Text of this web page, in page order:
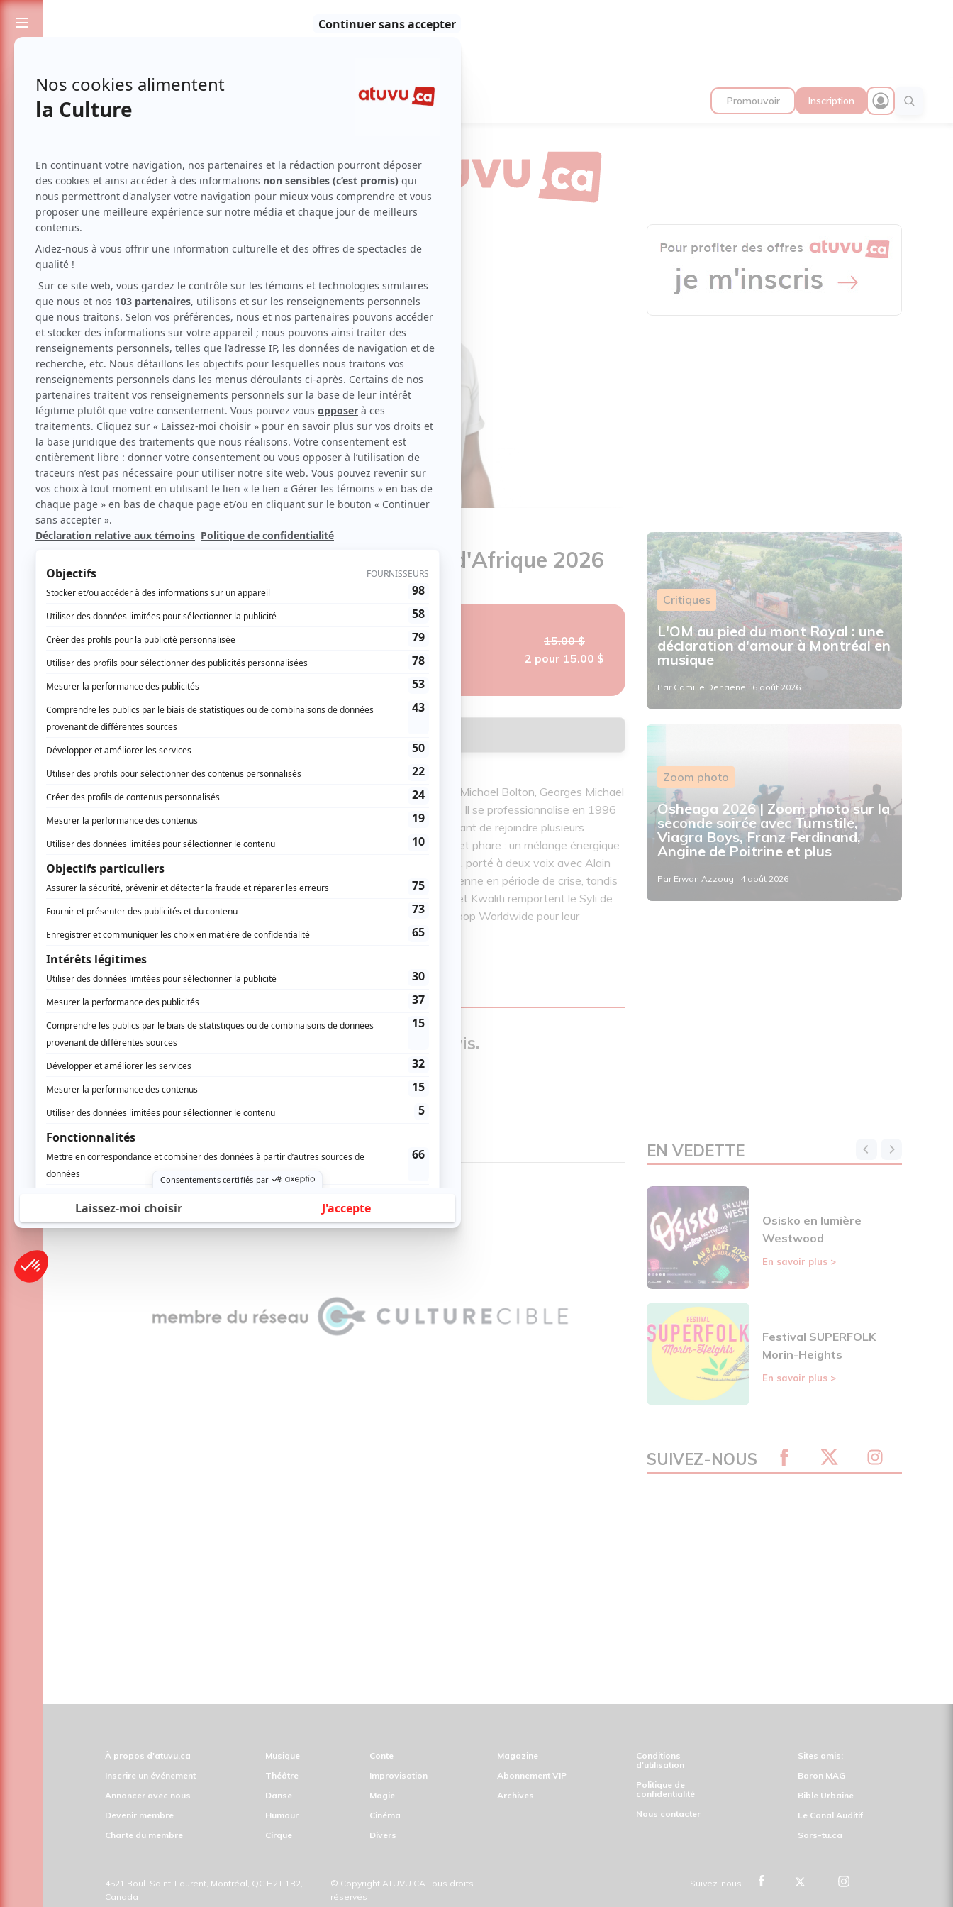
Passionnés de spectacles et de culture Promouvoir Inscription
Musique
Kwaliti - Cabaret Acoustique Nuits d'Afrique 2026
17 avril 2026 - 21h00
Club Balattou
4372, boul. Saint-Laurent,
15.00 $
2 pour 15.00 $
Né en Haïti, Ronald Lebeau découvre la musique à 16 ans au contact de Michael Bolton, Georges Michael
et le Caribbean Sextet, convaincu que la musique est le langage de l'âme. Il se professionnalise en 1996
au sein du groupe gospel "Sunshine", tournant aux Antilles françaises, avant de rejoindre plusieurs
groupes konpa aux États-Unis. De ces expériences naît
Kwaliti, son projet phare : un mélange énergique
de rythmes haïtiens, d'afro-pop caribéen, de zouk et de touches de blues, porté à deux voix avec Alain
Jean Louis. Leur reprise de
de Muzion fédère la diaspora haïtienne en période de crise, tandis
Le Devoir
salue leurs saveurs antillaises irrésistibles. Ronald Lebeau et Kwaliti remportent le Syli de
bronze aux Syli d'Or de la musique du monde 2020, ainsi que le prix Afropop Worldwide pour leur
présence scénique.
AUCUN COMMENTAIRE
Vous devez être connecté pour donner un avis.
Critiques
L'OM au pied du mont Royal : une
déclaration d'amour à Montréal en
musique
Par Camille Dehaene | 6 août 2026
Zoom photo
Osheaga 2026 | Zoom photo sur la
seconde soirée avec Turnstile,
Viagra Boys, Franz Ferdinand,
Angine de Poitrine et plus
Par Erwan Azzoug | 4 août 2026
EN VEDETTE
Osisko en lumière
Westwood
En savoir plus >
Festival SUPERFOLK
Morin-Heights
En savoir plus >
SUIVEZ-NOUS
À propos d'atuvu.ca
Inscrire un événement
Annoncer avec nous
Devenir membre
Charte du membre
Musique
Théâtre
Danse
Humour
Cirque
Conte
Improvisation
Magie
Cinéma
Divers
Magazine
Abonnement VIP
Archives
Conditions
d'utilisation
Politique de
confidentialité
Nous contacter
Sites amis:
Baron MAG
Bible Urbaine
Le Canal Auditif
Sors-tu.ca
4521 Boul. Saint-Laurent, Montréal, QC H2T 1R2,
Canada
© Copyright ATUVU.CA Tous droits
réservés
Suivez-nous